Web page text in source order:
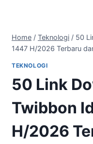
Home / Teknologi / 50
1447 H/2026 Terbaru
TEKNOLOGI
50 Link
Twibbon
H/2026